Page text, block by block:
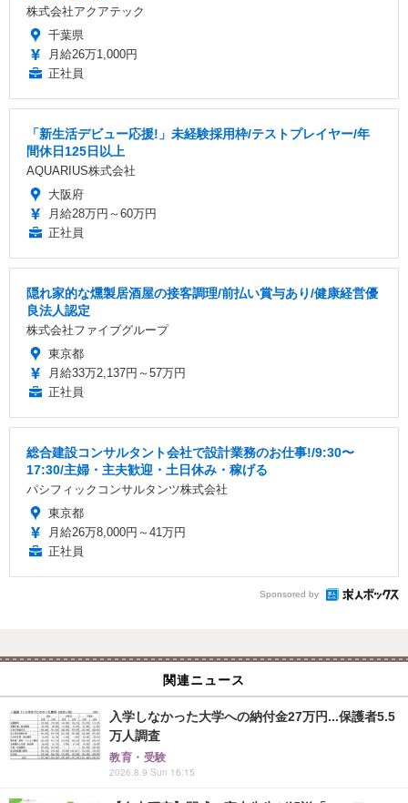
株式会社アクアテック
千葉県
月給26万1,000円
正社員
「新生活デビュー応援!」未経験採用枠/テストプレイヤー/年
間休日125日以上
AQUARIUS株式会社
大阪府
月給28万円～60万円
正社員
隠れ家的な燻製居酒屋の接客調理/前払い賞与あり/健康経営優
良法人認定
株式会社ファイブグループ
東京都
月給33万2,137円～57万円
正社員
総合建設コンサルタント会社で設計業務のお仕事!/9:30〜
17:30/主婦・主夫歓迎・土日休み・稼げる
パシフィックコンサルタンツ株式会社
東京都
月給26万8,000円～41万円
正社員
Sponsored by
関連ニュース
入学しなかった大学への納付金27万円...保護者5.5
万人調査
教育・受験
2026.8.9 Sun 16:15